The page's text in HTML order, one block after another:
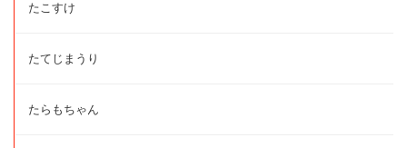
たこすけ
たてじまうり
たらもちゃん